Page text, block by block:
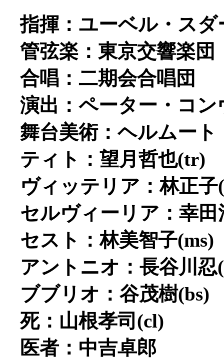
指揮：ユーベル・スダ
管弦楽：東京交響楽団
合唱：二期会合唱団
演出：ペーター・コ
舞台美術：ヘルムート
ティト：望月哲也(tr)
ヴィッテリア：林正子
セルヴィーリア：幸田
セスト：林美智子(ms)
アントニオ：長谷川忍
ブブリオ：谷茂樹(bs)
死：山根孝司(cl)
医者：中吉卓郎